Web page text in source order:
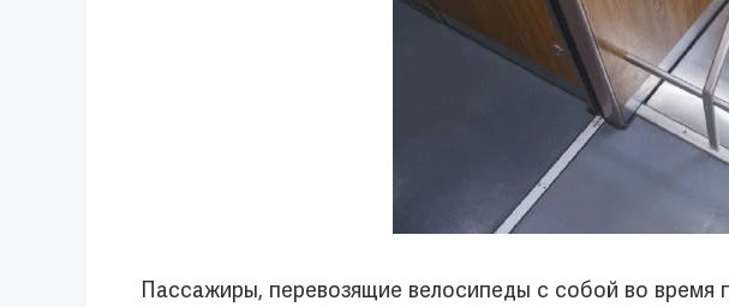
Пассажиры, перевозящие велосипеды с собой во время